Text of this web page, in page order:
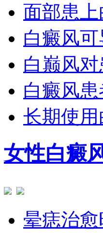
面部患
白癜风
白巅风
白癜风
长期使
女性白癜
晕痣治